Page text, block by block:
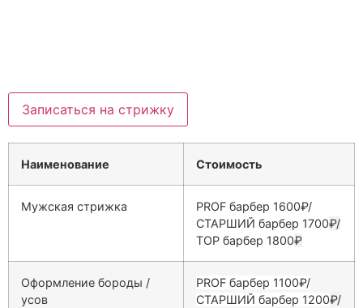
Записаться на стрижку
Наименование Стоимость
Мужская стрижка
PROF барбер 1600₽/
СТАРШИЙ барбер 1700₽/
ТОP барбер 1800₽
Оформление бороды /
усов
PROF барбер 1100₽/
СТАРШИЙ барбер 1200₽/